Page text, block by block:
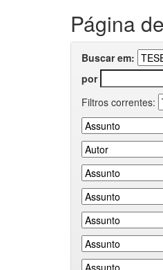
Página
Buscar em:
por
Filtros correntes: